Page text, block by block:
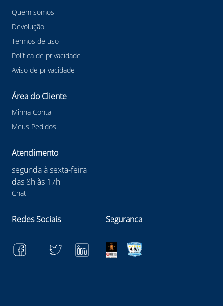
Quem somos
Devolução
Termos de uso
Política de privacidade
Aviso de privacidade
Área do Cliente
Minha Conta
Meus Pedidos
Atendimento
segunda à sexta-feira
das 8h às 17h
Chat
Redes Sociais Seguranca